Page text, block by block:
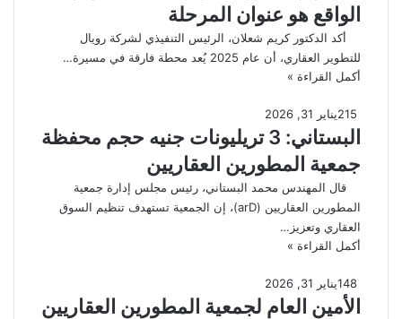
الواقع هو عنوان المرحلة
أكد الدكتور كريم شعلان، الرئيس التنفيذي لشركة رويال
للتطوير العقاري، أن عام 2025 يُعد محطة فارقة في مسيرة…
أكمل القراءة »
يناير 31, 2026
البستاني: 3 تريليونات جنيه حجم محفظة
جمعية المطورين العقاريين
قال المهندس محمد البستاني، رئيس مجلس إدارة جمعية
المطورين العقاريين (arD)، إن الجمعية تستهدف تنظيم السوق
العقاري وتعزيز…
أكمل القراءة »
يناير 31, 2026
الأمين العام لجمعية المطورين العقاريين